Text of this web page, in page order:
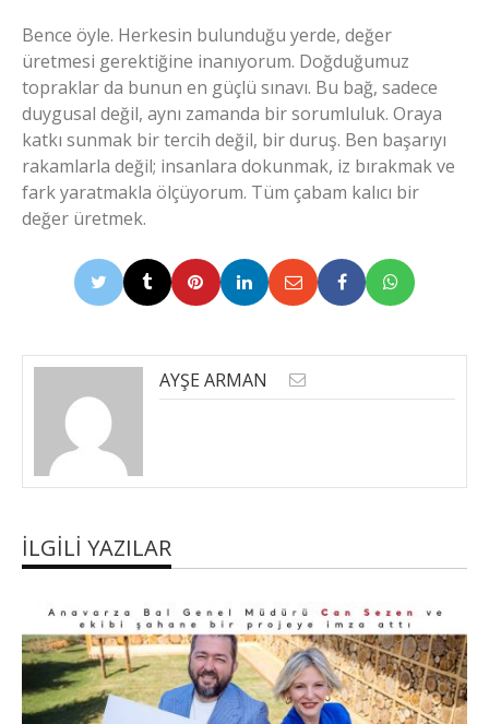
Bence öyle. Herkesin bulunduğu yerde, değer
üretmesi gerektiğine inanıyorum. Doğduğumuz
topraklar da bunun en güçlü sınavı. Bu bağ, sadece
duygusal değil, aynı zamanda bir sorumluluk. Oraya
katkı sunmak bir tercih değil, bir duruş. Ben başarıyı
rakamlarla değil; insanlara dokunmak, iz bırakmak ve
fark yaratmakla ölçüyorum. Tüm çabam kalıcı bir
değer üretmek.
AYŞE ARMAN
İLGILI YAZILAR